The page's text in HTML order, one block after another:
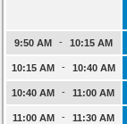
9:50 AM - 10:15 AM
10:15 AM - 10:40 AM
10:40 AM - 11:00 AM
11:00 AM - 11:30 AM